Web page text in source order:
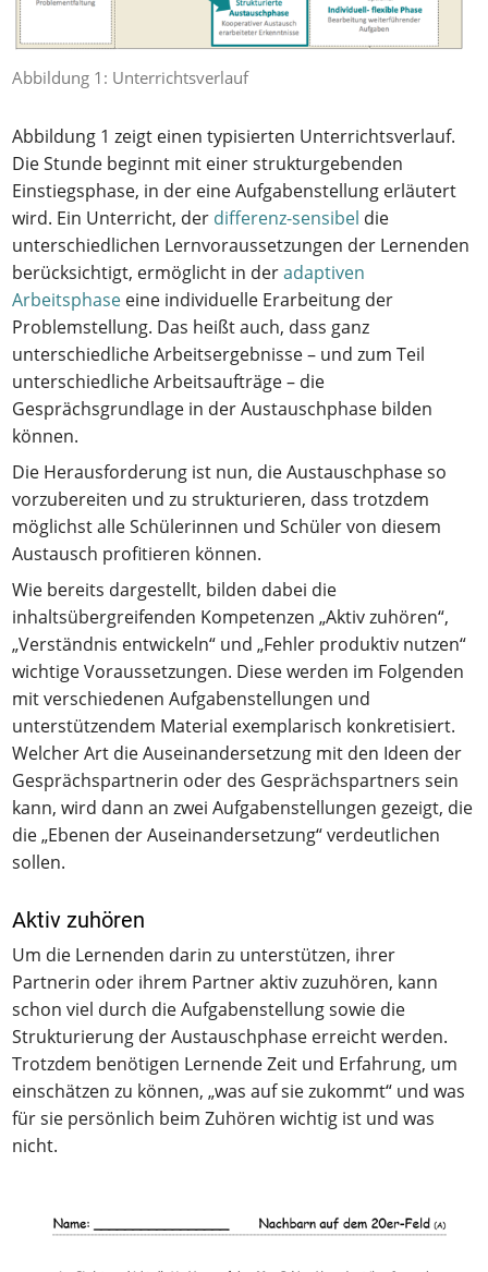
Abbildung 1: Unterrichtsverlauf
Abbildung 1 zeigt einen typisierten Unterrichtsverlauf.
Die Stunde beginnt mit einer strukturgebenden
Einstiegsphase, in der eine Aufgabenstellung erläutert
wird. Ein Unterricht, der differenz-sensibel die
unterschiedlichen Lernvoraussetzungen der Lernenden
berücksichtigt, ermöglicht in deradaptiven
Arbeitsphase eine individuelle Erarbeitung der
Problemstellung. Das heißt auch, dass ganz
unterschiedliche Arbeitsergebnisse – und zum Teil
unterschiedliche Arbeitsaufträge – die
Gesprächsgrundlage in der Austauschphase bilden
können.
Die Herausforderung ist nun, die Austauschphase so
vorzubereiten und zu strukturieren, dass trotzdem
möglichst alle Schülerinnen und Schüler von diesem
Austausch profitieren können.
Wie bereits dargestellt, bilden dabei die
inhaltsübergreifenden Kompetenzen „Aktiv zuhören“,
„Verständnis entwickeln“ und „Fehler produktiv nutzen“
wichtige Voraussetzungen. Diese werden im Folgenden
mit verschiedenen Aufgabenstellungen und
unterstützendem Material exemplarisch konkretisiert.
Welcher Art die Auseinandersetzung mit den Ideen der
Gesprächspartnerin oder des Gesprächspartners sein
kann, wird dann an zwei Aufgabenstellungen gezeigt, die
die „Ebenen der Auseinandersetzung“ verdeutlichen
sollen.
Aktiv zuhören
Um die Lernenden darin zu unterstützen, ihrer
Partnerin oder ihrem Partner aktiv zuzuhören, kann
schon viel durch die Aufgabenstellung sowie die
Strukturierung der Austauschphase erreicht werden.
Trotzdem benötigen Lernende Zeit und Erfahrung, um
einschätzen zu können, „was auf sie zukommt“ und was
für sie persönlich beim Zuhören wichtig ist und was
nicht.